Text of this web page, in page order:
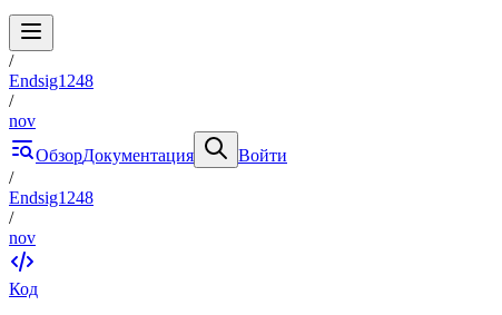
/
Endsig1248
/
nov
ОбзорДокументация
Войти
/
Endsig1248
/
nov
Код